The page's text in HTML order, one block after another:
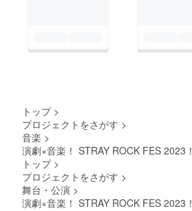
トップ >
プロジェクトをさがす >
音楽 >
演劇×音楽！ STRAY ROCK FES 2023！
トップ >
プロジェクトをさがす >
舞台・公演 >
演劇×音楽！ STRAY ROCK FES 2023！